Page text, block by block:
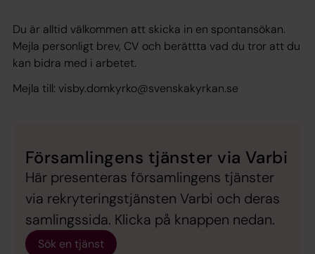
Du är alltid välkommen att skicka in en spontansökan.
Mejla personligt brev, CV och berättta vad du tror att du
kan bidra med i arbetet.
Mejla till: visby.domkyrko@svenskakyrkan.se
Församlingens tjänster via Varbi
Här presenteras församlingens tjänster
via rekryteringstjänsten Varbi och deras
samlingssida. Klicka på knappen nedan.
Sök en tjänst